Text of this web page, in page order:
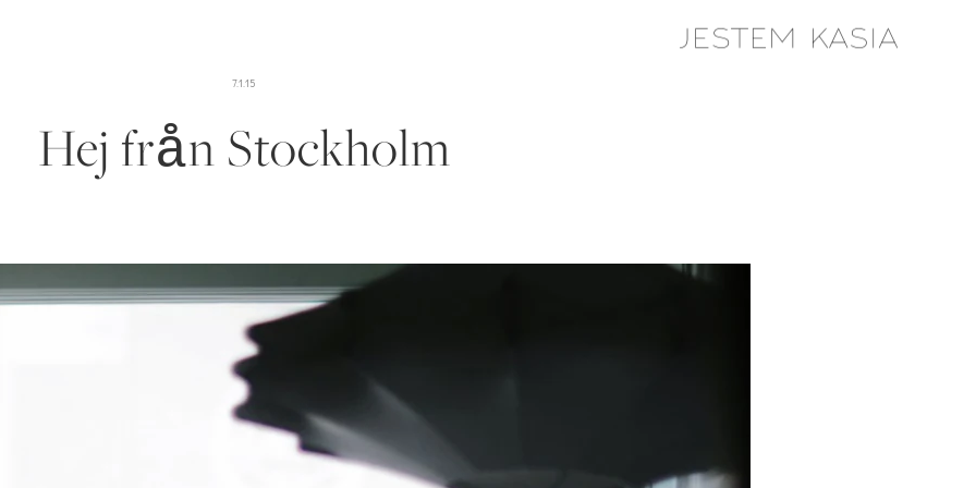
7.1.15
Hej från Stockholm